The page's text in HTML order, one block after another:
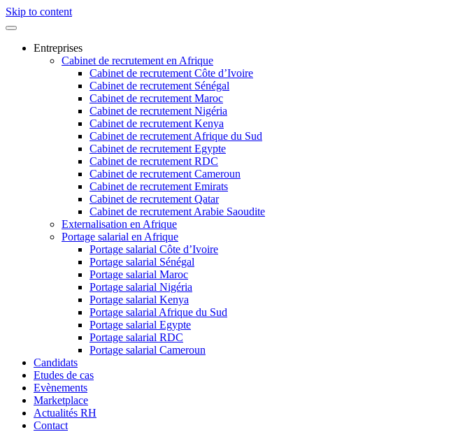
Skip to content
Entreprises
Cabinet de recrutement en Afrique
Cabinet de recrutement Côte d’Ivoire
Cabinet de recrutement Sénégal
Cabinet de recrutement Maroc
Cabinet de recrutement Nigéria
Cabinet de recrutement Kenya
Cabinet de recrutement Afrique du Sud
Cabinet de recrutement Egypte
Cabinet de recrutement RDC
Cabinet de recrutement Cameroun
Cabinet de recrutement Emirats
Cabinet de recrutement Qatar
Cabinet de recrutement Arabie Saoudite
Externalisation en Afrique
Portage salarial en Afrique
Portage salarial Côte d’Ivoire
Portage salarial Sénégal
Portage salarial Maroc
Portage salarial Nigéria
Portage salarial Kenya
Portage salarial Afrique du Sud
Portage salarial Egypte
Portage salarial RDC
Portage salarial Cameroun
Candidats
Etudes de cas
Evènements
Marketplace
Actualités RH
Contact